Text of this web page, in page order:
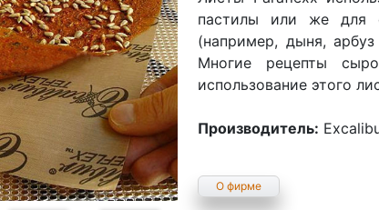
пастилы или же для
(например, дыня,
Многие рецепты
использование этого
Производитель:
О фирме